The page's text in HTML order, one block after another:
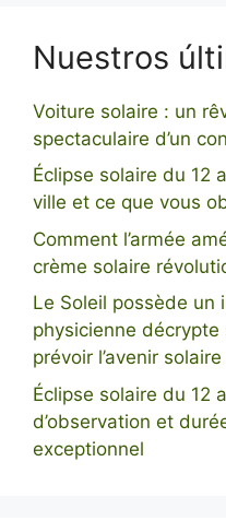
Nuestros
Voiture solaire : un
spectaculaire d’un
Éclipse solaire du 12
ville et ce que vous
Comment l’armée
crème solaire
Le Soleil possède un
physicienne
prévoir l’avenir solaire
Éclipse solaire du 12
d’observation et
exceptionnel